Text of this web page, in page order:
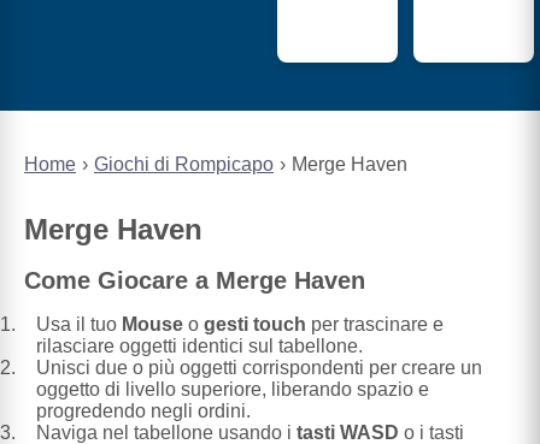
Home Giochi di Rompicapo Merge Haven
Merge Haven
Come Giocare a Merge Haven
Usa il tuo Mouse o gesti touch per trascinare e
rilasciare oggetti identici sul tabellone.
Unisci due o più oggetti corrispondenti per creare un
oggetto di livello superiore, liberando spazio e
progredendo negli ordini.
Naviga nel tabellone usando i tasti WASD o i tasti